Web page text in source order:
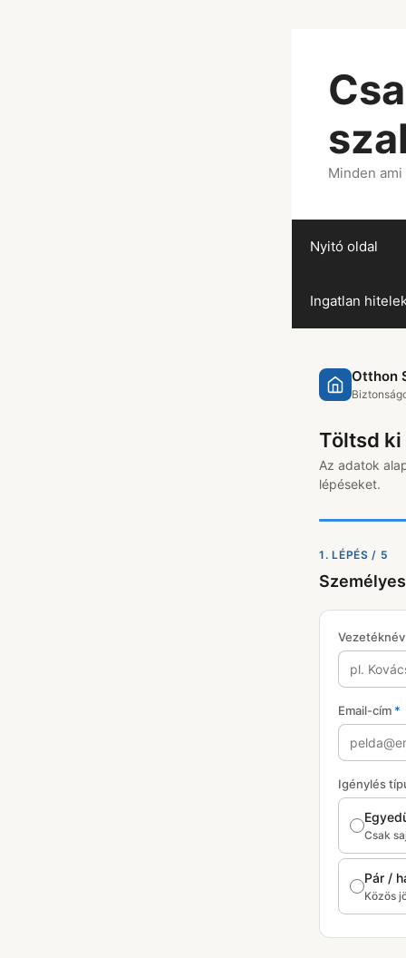
Minden
Nyitó oldal
Ingatlan
Otthon
Töltsd
Az adatok
lépéseket.
1. LÉPÉS / 5
Email-cím *
Igénylés
Csak
Pár /
Közös